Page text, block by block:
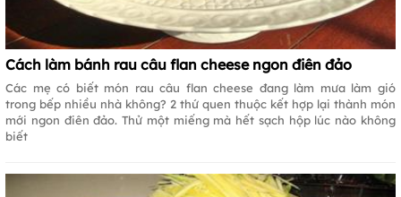
Cách làm bánh rau câu flan cheese ngon điên đảo
Các mẹ có biết món rau câu flan cheese đang làm mưa làm gió
trong bếp nhiều nhà không? 2 thứ quen thuộc kết hợp lại thành món
mới ngon điên đảo. Thử một miếng mà hết sạch hộp lúc nào không
biết